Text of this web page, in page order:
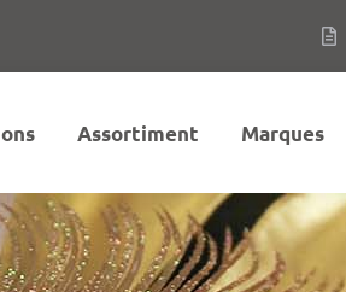
Assortiment Marques